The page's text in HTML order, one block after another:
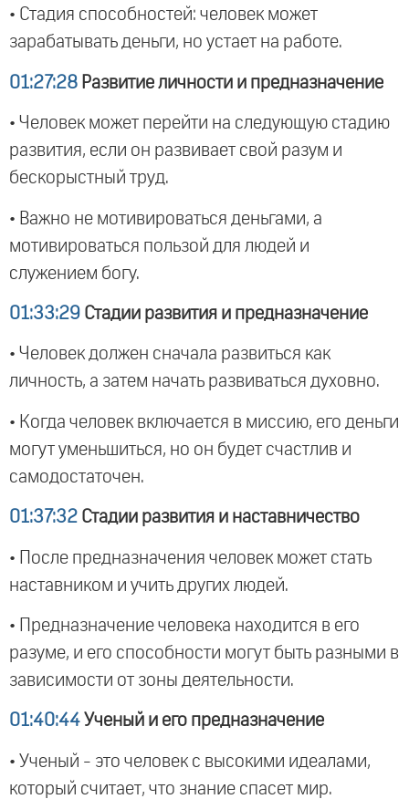
• Стадия способностей: человек может
зарабатывать деньги, но устает на работе.
01:27:28 Развитие личности и предназначение
• Человек может перейти на следующую стадию
развития, если он развивает свой разум и
бескорыстный труд.
• Важно не мотивироваться деньгами, а
мотивироваться пользой для людей и
служением богу.
01:33:29 Стадии развития и предназначение
• Человек должен сначала развиться как
личность, а затем начать развиваться духовно.
• Когда человек включается в миссию, его деньги
могут уменьшиться, но он будет счастлив и
самодостаточен.
01:37:32 Стадии развития и наставничество
• После предназначения человек может стать
наставником и учить других людей.
• Предназначение человека находится в его
разуме, и его способности могут быть разными в
зависимости от зоны деятельности.
01:40:44 Ученый и его предназначение
• Ученый - это человек с высокими идеалами,
который считает, что знание спасет мир.